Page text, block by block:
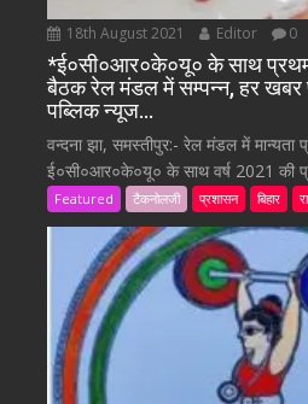
18th August 2021 Editor 0
*ई०सी०आर०के०यू० के साथ प्रथम
बैठक रेल मंडल में सम्पन्न, हर खबर
पब्लिक न्यूज…
वन्दना झा, समस्तीपुर:- रेल मंडल में मान्यता
ई०सी०आर०के०यू० के साथ वर्ष 2021 की
Featured टैकनोलजी प्रशासन बिहार